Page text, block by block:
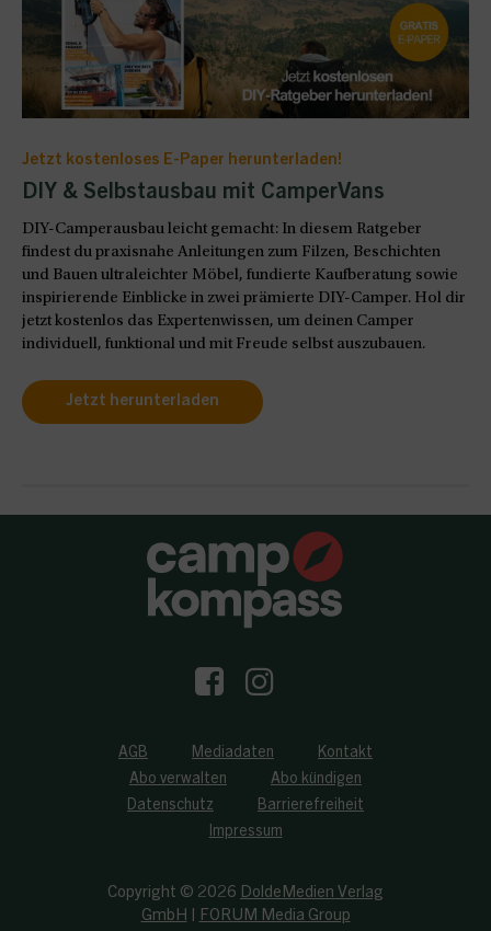
Jetzt kostenloses E-Paper herunterladen!
DIY & Selbstausbau mit CamperVans
DIY-Camperausbau leicht gemacht: In diesem Ratgeber
findest du praxisnahe Anleitungen zum Filzen, Beschichten
und Bauen ultraleichter Möbel, fundierte Kaufberatung sowie
inspirierende Einblicke in zwei prämierte DIY-Camper. Hol dir
jetzt kostenlos das Expertenwissen, um deinen Camper
individuell, funktional und mit Freude selbst auszubauen.
Jetzt herunterladen
AGB Mediadaten
Kontakt
Abo verwalten
Abo kündigen
Datenschutz
Barrierefreiheit
Impressum
Copyright © 2026 DoldeMedien Verlag
GmbH
FORUM Media Group